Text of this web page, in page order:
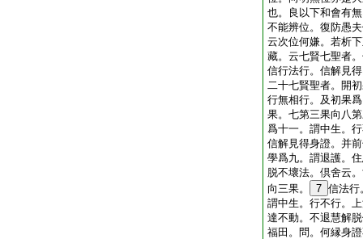
也。良以下和會有
不能辨位。復防愚
云次位何嫌。若析
藏。云七賢七聖者
信行法行。信解見
二十七賢聖者。開
行無相行。及初果
果。七第三果向八
爲十一。謂中生。
信解見得身證。并
學爲九。謂退護。
脱不壞法。倶舍云
向三果。
7 信法行
謂中生。行不行。
達不動。不退慧解
福田。問。何縁身